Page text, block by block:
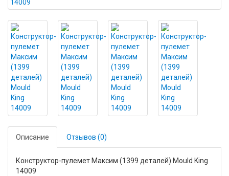
Описание Отзывов (0)
Конструктор-пулемет Максим (1399 деталей) Mould King
14009